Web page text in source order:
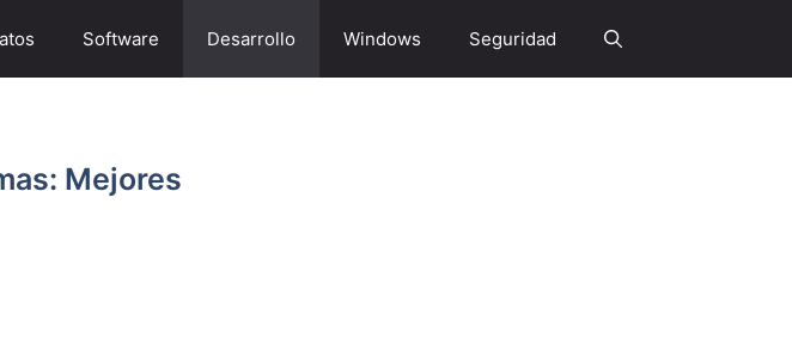
Software Desarrollo Windows Seguridad
Mejores